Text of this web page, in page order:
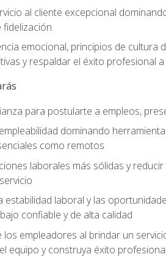
al cliente excepcional
fidelización
emocional, principios de
y respaldar el éxito profesional
para postularte a empleos,
dominando
como remotos
laborales más sólidas y
estabilidad laboral y las
confiable y de alta calidad
los empleadores al brindar un
equipo y construya éxito